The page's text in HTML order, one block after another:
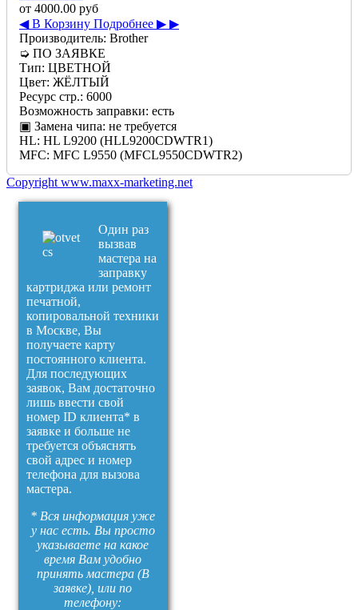
от 4000.00 руб
◀ В Корзину Подробнее ▶ ▶
Производитель: Brother
➭ ПО ЗАЯВКЕ
Тип: ЦВЕТНОЙ
Цвет: ЖЁЛТЫЙ
Ресурс стр.: 6000
Возможность заправки: есть
▣ Замена чипа: не требуется
HL: HL L9200 (HLL9200CDWTR1)
MFC: MFC L9550 (MFCL9550CDWTR2)
Copyright www.maxx-marketing.net
Один раз
вызвав
мастера на
заправку
картриджа или ремонт
печатной,
копировальной техники
в Москве, Вы
получаете карту
постоянного клиента.
Для последующих
заявок, Вам достаточно
лишь ввести свой
номер ID клиента* в
заявке и больше не
требуется объяснять
свой адрес и номер
телефона для вызова
мастера.
* Вся информация уже
у нас есть. Вы просто
указываете на какое
время Вам удобно
принять мастера (В
заявке), или по
телефону: